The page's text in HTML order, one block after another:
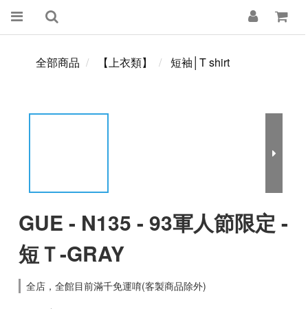
全部商品 【上衣類】 短袖│T shirt
GUE - N135 - 93軍人節限定 -
短Ｔ-GRAY
全店，全館目前滿千免運唷(客製商品除外)